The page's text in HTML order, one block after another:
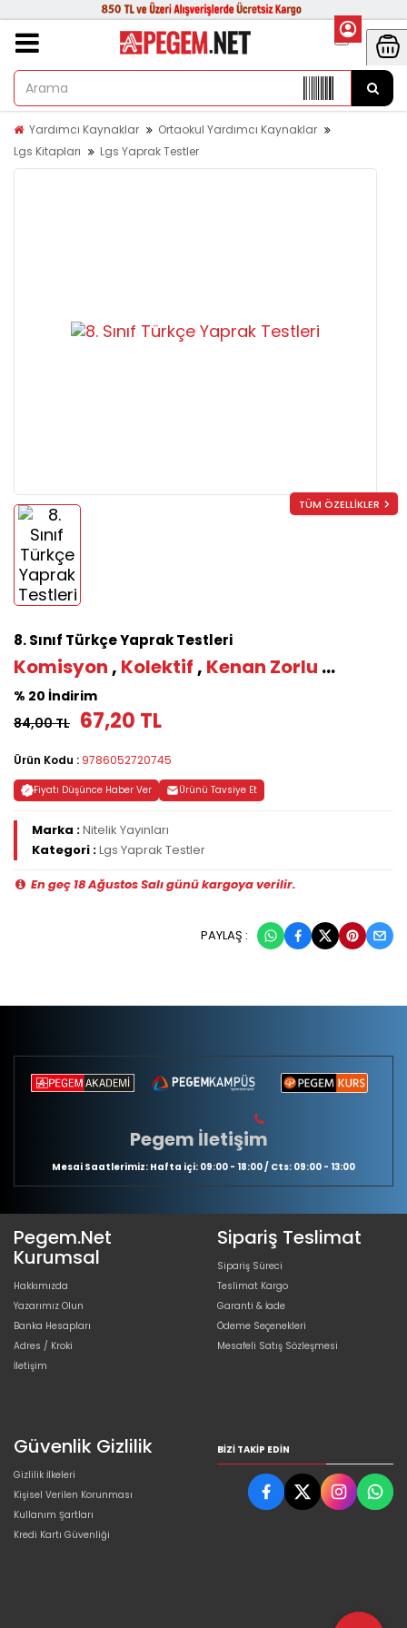
Yardımcı Kaynaklar
Ortaokul Yardımcı Kaynaklar
Lgs Kitapları
Lgs Yaprak Testler
TÜM ÖZELLİKLER
8. Sınıf Türkçe Yaprak Testleri
Komisyon , Kolektif , Kenan Zorlu ...
% 20 İndirim
84,00 TL 67,20 TL
Ürün Kodu : 9786052720745
Fiyatı Düşünce Haber Ver Ürünü Tavsiye Et
Marka :Nitelik Yayınları
Kategori :Lgs Yaprak Testler
En geç 18 Ağustos Salı günü kargoya verilir.
PAYLAŞ :
Pegem İletişim
Mesai Saatlerimiz: Hafta içi: 09:00 - 18:00 / Cts: 09:00 - 13:00
Pegem.Net
Kurumsal
Hakkımızda
Yazarımız Olun
Banka Hesapları
Adres / Kroki
İletişim
Sipariş Teslimat
Sipariş Süreci
Teslimat Kargo
Garanti & İade
Ödeme Seçenekleri
Mesafeli Satış Sözleşmesi
Güvenlik Gizlilik
Gizlilik İlkeleri
Kişisel Verilen Korunması
Kullanım Şartları
Kredi Kartı Güvenliği
BIZI TAKIP EDIN